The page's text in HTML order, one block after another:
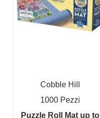
Cobble Hill
1000 Pezzi
Puzzle Roll Mat up to